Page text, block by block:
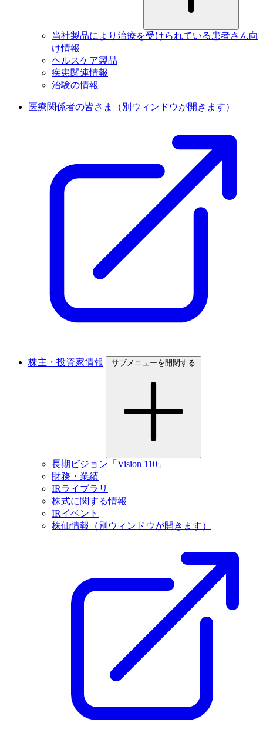
当社製品により治療を受けられている患者さん向
け情報
ヘルスケア製品
疾患関連情報
治験の情報
医療関係者の皆さま （別ウィンドウが開きます）
株主・投資家情報 サブメニューを開閉する
長期ビジョン「Vision 110」
財務・業績
IRライブラリ
株式に関する情報
IRイベント
株価情報
（別ウィンドウが開きます）